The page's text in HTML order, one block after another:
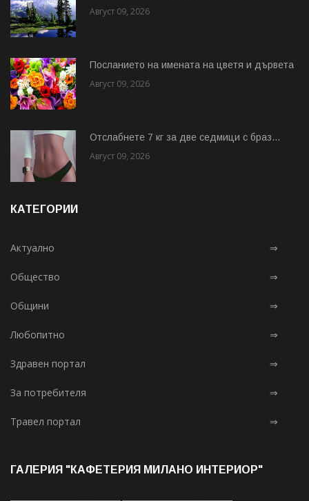
Август 09, 2026
Посланието на имената на цветя и дървета
Август 09, 2026
Отслабнете 7 кг за две седмици с браз...
Август 09, 2026
КАТЕГОРИИ
Актуално ⇒
Общество ⇒
Общини ⇒
Любопитно ⇒
Здравен портал ⇒
За потребителя ⇒
Травел портал ⇒
ГАЛЕРИЯ "КАФЕТЕРИЯ МИЛАНО ИНТЕРИОР"